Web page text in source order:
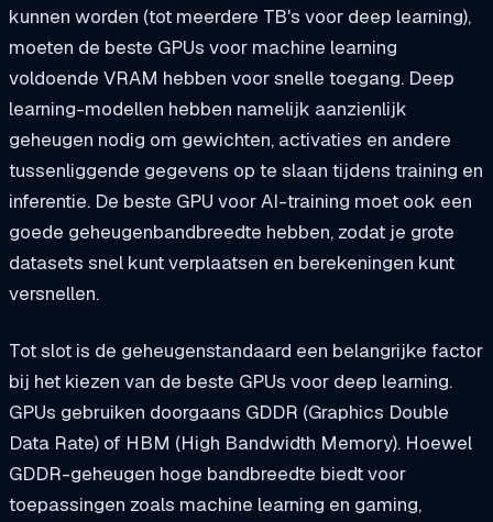
kunnen worden (tot meerdere TB's voor deep learning),
moeten de beste GPUs voor machine learning
voldoende VRAM hebben voor snelle toegang. Deep
learning-modellen hebben namelijk aanzienlijk
geheugen nodig om gewichten, activaties en andere
tussenliggende gegevens op te slaan tijdens training en
inferentie. De beste GPU voor AI-training moet ook een
goede geheugenbandbreedte hebben, zodat je grote
datasets snel kunt verplaatsen en berekeningen kunt
versnellen.
Tot slot is de geheugenstandaard een belangrijke factor
bij het kiezen van de beste GPUs voor deep learning.
GPUs gebruiken doorgaans GDDR (Graphics Double
Data Rate) of HBM (High Bandwidth Memory). Hoewel
GDDR-geheugen hoge bandbreedte biedt voor
toepassingen zoals machine learning en gaming,